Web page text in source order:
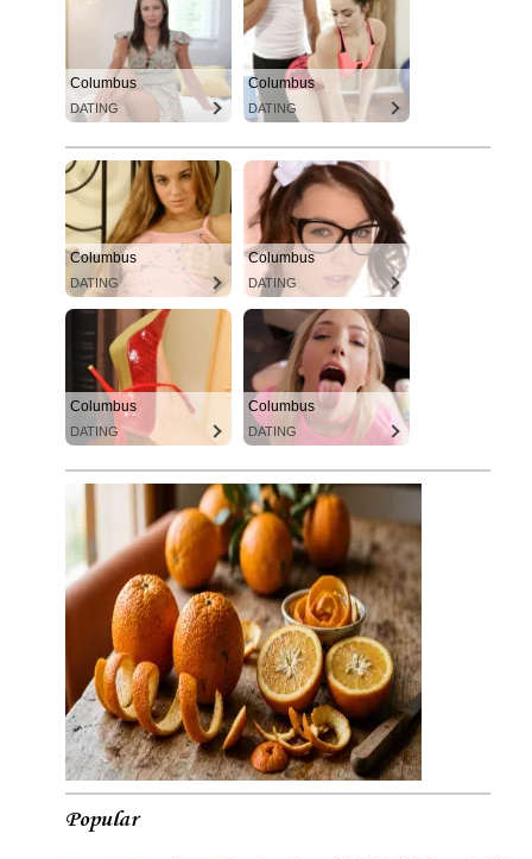
Columbus
DATING
Columbus
DATING
Columbus
DATING
Columbus
DATING
Columbus
DATING
Columbus
DATING
Popular